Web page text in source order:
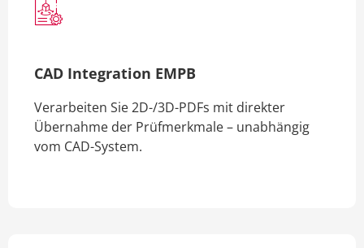
CAD Integration EMPB
Verarbeiten Sie 2D-/3D-PDFs mit direkter
Übernahme der Prüfmerkmale – unabhängig
vom CAD-System.